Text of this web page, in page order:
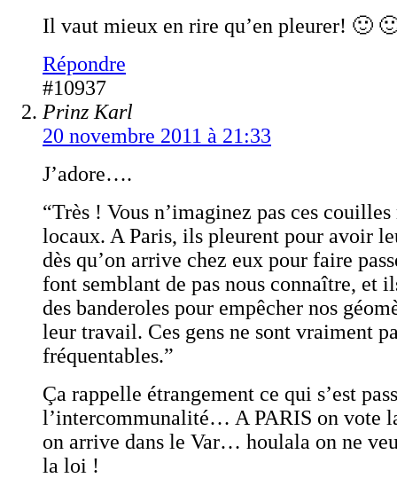
Il vaut mieux en rire qu’en pleurer! 🙂
Répondre
#10937
Prinz Karl
20 novembre 2011 à 21:33
J’adore….
“Très ! Vous n’imaginez pas ces
locaux. A Paris, ils pleurent pour avoir
dès qu’on arrive chez eux pour faire
font semblant de pas nous connaître, et
des banderoles pour empêcher nos
leur travail. Ces gens ne sont vraiment
fréquentables.”
Ça rappelle étrangement ce qui s’est
l’intercommunalité… A PARIS on vote
on arrive dans le Var… houlala on ne
la loi !